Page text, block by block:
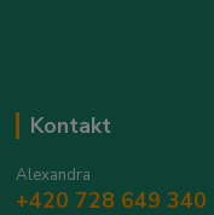
Kontakt
Alexandra
+420 728 649 340